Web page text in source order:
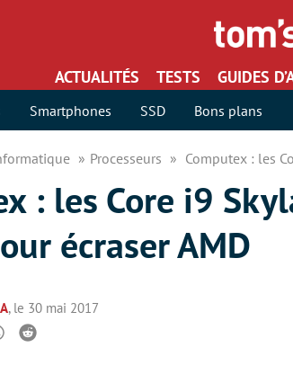
ACTUALITÉS TESTS GUIDES
Smartphones SSD Bons plans
Processeurs Computex : les
: les Core i9
écraser AMD
, le 30 mai 2017
Reddit